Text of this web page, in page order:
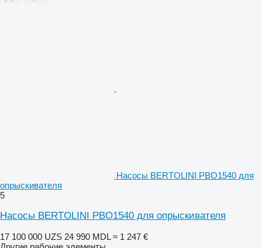
Насосы BERTOLINI PBO1540 для
опрыскивателя
5
Насосы BERTOLINI PBO1540 для опрыскивателя
17 100 000 UZS 24 990 MDL ≈ 1 247 €